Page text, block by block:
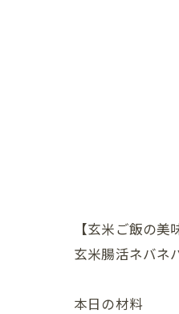
【玄米ご飯の美
玄米腸活ネバネ
本日の材料